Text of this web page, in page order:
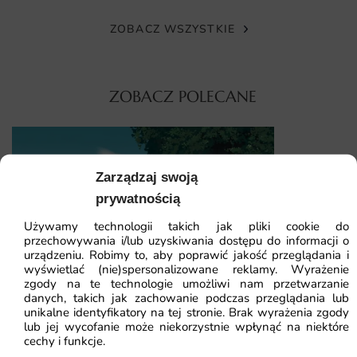
Zarządzaj swoją
prywatnością
Używamy technologii takich jak pliki cookie do
przechowywania i/lub uzyskiwania dostępu do informacji o
urządzeniu. Robimy to, aby poprawić jakość przeglądania i
wyświetlać (nie)spersonalizowane reklamy. Wyrażenie
zgody na te technologie umożliwi nam przetwarzanie
danych, takich jak zachowanie podczas przeglądania lub
unikalne identyfikatory na tej stronie. Brak wyrażenia zgody
lub jej wycofanie może niekorzystnie wpłynąć na niektóre
cechy i funkcje.
Dlaczego warto wybrać tę fototapetę
zmienia charakter pomieszczenia. Łączy artystyczny wzór z
trwałym wydrukiem. Oto powody, by ją wybrać:
oryginalny motyw floralny w klimacie, który nadaje wnętrzu
indywidualny styl;
żywe, trwałe kolory utrzymane w tonacji pastelowe biele i
jasne tony, odporne na blaknięcie;
wydruk na wymiar dopasowany do Twojej ściany, bez
ZOBACZ WSZYSTKIE
ZOBACZ POLECANE
Fototapeta Spokój Pod Drzewem
41.93zł 64.51zł
Fototapeta
41.93zł
Najniższa cena